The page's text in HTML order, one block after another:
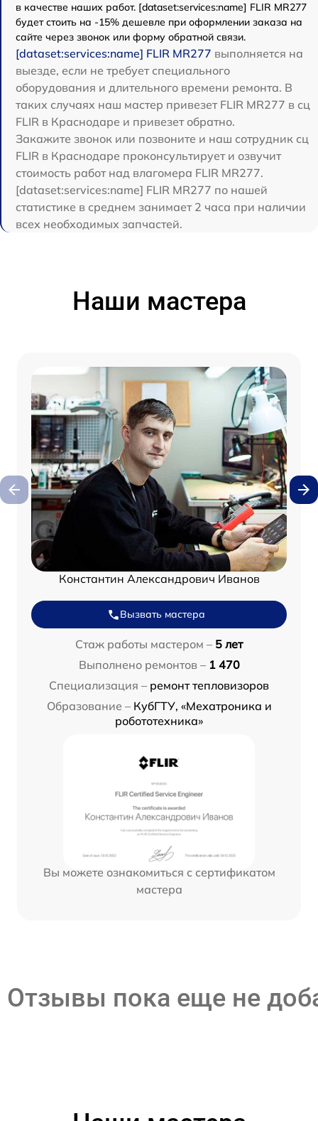
в качестве наших работ. [dataset:services:name] FLIR MR277
будет стоить на -15% дешевле при оформлении заказа на
сайте через звонок или форму обратной связи.
[dataset:services:name] FLIR MR277 выполняется на
выезде, если не требует специального
оборудования и длительного времени ремонта. В
таких случаях наш мастер привезет FLIR MR277 в сц
FLIR в Краснодаре и привезет обратно.
Закажите звонок или позвоните и наш сотрудник сц
FLIR в Краснодаре проконсультирует и озвучит
стоимость работ над влагомера FLIR MR277.
[dataset:services:name] FLIR MR277 по нашей
статистике в среднем занимает 2 часа при наличии
всех необходимых запчастей.
Наши мастера
Константин Александрович Иванов
Вызвать мастера
Стаж работы мастером – 5 лет
Выполнено ремонтов – 1 470
Специализация – ремонт тепловизоров
Образование – КубГТУ, «Мехатроника и
робототехника»
Вы можете ознакомиться с сертификатом
мастера
Отзывы пока еще не